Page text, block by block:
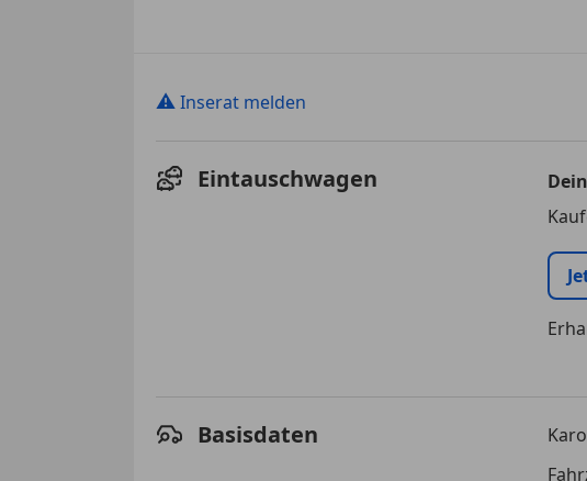
⚠ Inserat melden
Eintauschwagen
Basisdaten